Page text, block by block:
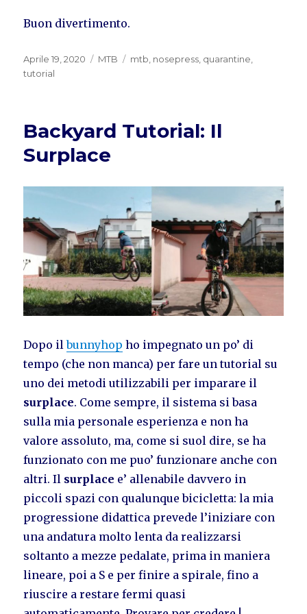
Buon divertimento.
Pubblicato
il
Aprile 19, 2020 Categorie
MTB Tag
mtb nosepress quarantine
tutorial
Backyard Tutorial: Il
Surplace
Dopo ilbunnyhop ho impegnato un po’ di
tempo (che non manca) per fare un tutorial su
uno dei metodi utilizzabili per imparare il
surplace. Come sempre, il sistema si basa
sulla mia personale esperienza e non ha
valore assoluto, ma, come si suol dire, se ha
funzionato con me puo’ funzionare anche con
altri. Il surplace e’ allenabile davvero in
piccoli spazi con qualunque bicicletta: la mia
progressione didattica prevede l’iniziare con
una andatura molto lenta da realizzarsi
soltanto a mezze pedalate, prima in maniera
lineare, poi a S e per finire a spirale, fino a
riuscire a restare fermi quasi